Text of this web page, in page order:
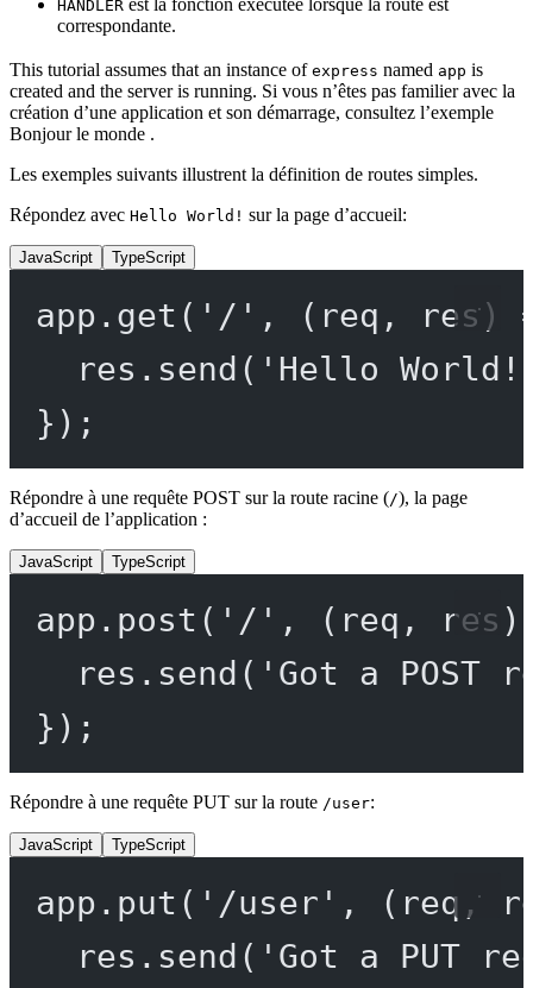
HANDLER est la fonction exécutée lorsque la route est
correspondante.
This tutorial assumes that an instance of express named app is
created and the server is running. Si vous n’êtes pas familier avec la
création d’une application et son démarrage, consultez l’exemple
Bonjour le monde .
Les exemples suivants illustrent la définition de routes simples.
Répondez avec Hello World! sur la page d’accueil:
JavaScript TypeScript
app. get ( '/' , ( req , res)
res. send ( 'Hello
});
Répondre à une requête POST sur la route racine (/), la page
d’accueil de l’application :
JavaScript TypeScript
app. post ( '/' , ( req , res
res. send ( 'Got a POST
});
Répondre à une requête PUT sur la route /user:
JavaScript TypeScript
app. put ( '/user' , ( req ,
res. send ( 'Got a PUT